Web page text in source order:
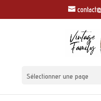
Sélectionner une page